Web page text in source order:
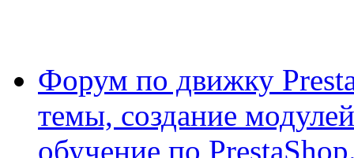
Форум по движку
темы, создание
обучение по